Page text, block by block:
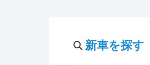
新車を探す